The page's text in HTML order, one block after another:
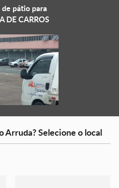
pátio para
DE CARROS
Arruda? Selecione o local